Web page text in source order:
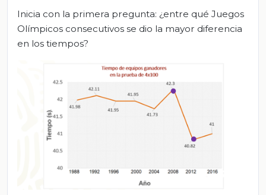
Inicia con la primera pregunta: ¿entre qué Juegos
Olímpicos consecutivos se dio la mayor diferencia
en los tiempos?